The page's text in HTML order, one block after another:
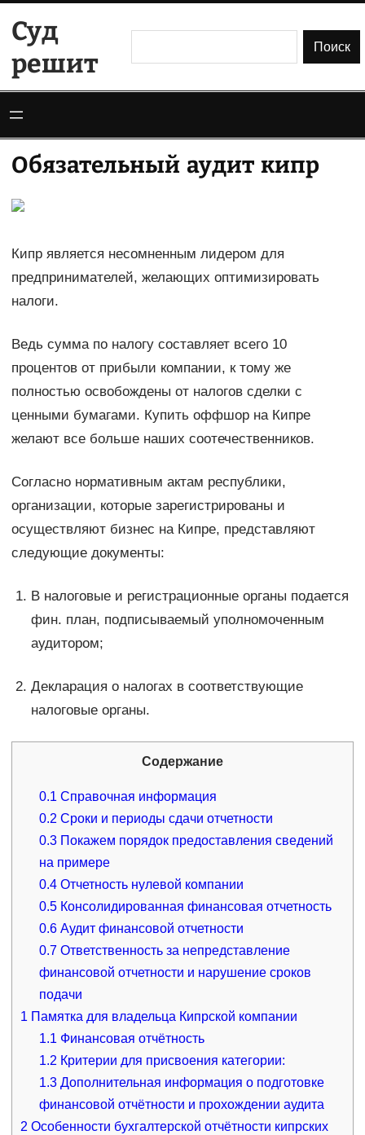
содержимому
Суд
решит
Поиск
Обязательный аудит кипр
Кипр является несомненным лидером для
предпринимателей, желающих оптимизировать
налоги.
Ведь сумма по налогу составляет всего 10
процентов от прибыли компании, к тому же
полностью освобождены от налогов сделки с
ценными бумагами. Купить оффшор на Кипре
желают все больше наших соотечественников.
Согласно нормативным актам республики,
организации, которые зарегистрированы и
осуществляют бизнес на Кипре, представляют
следующие документы:
В налоговые и регистрационные органы подается
фин. план, подписываемый уполномоченным
аудитором;
Декларация о налогах в соответствующие
налоговые органы.
Содержание
0.1 Справочная информация
0.2 Сроки и периоды сдачи отчетности
0.3 Покажем порядок предоставления сведений
на примере
0.4 Отчетность нулевой компании
0.5 Консолидированная финансовая отчетность
0.6 Аудит финансовой отчетности
0.7 Ответственность за непредставление
финансовой отчетности и нарушение сроков
подачи
1 Памятка для владельца Кипрской компании
1.1 Финансовая отчётность
1.2 Критерии для присвоения категории:
1.3 Дополнительная информация о подготовке
финансовой отчётности и прохождении аудита
2 Особенности бухгалтерской отчётности кипрских